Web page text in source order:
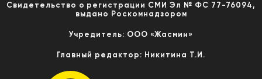
Свидетельство о регистрации СМИ Эл № ФС 77-76094,
выдано Роскомнадзором
Учредитель: ООО «Жасмин»
Главный редактор: Никитина Т.И.